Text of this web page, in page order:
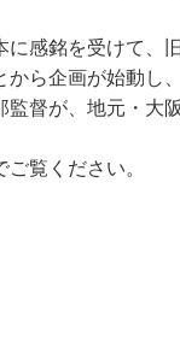
感銘を受けて、旧
ら企画が始動し、
監督が、地元・大阪
覧ください。